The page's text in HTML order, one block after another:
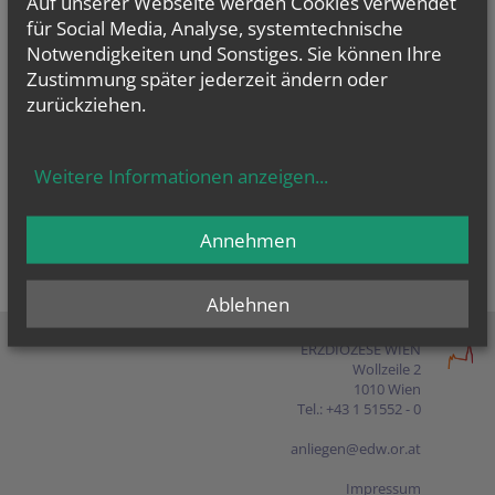
Presse
Shop
ERZDIÖZESE WIEN
Wollzeile 2
1010 Wien
Tel.: +43 1 51552 - 0
anliegen@edw.or.at
Impressum
für Social Media, Analyse, systemtechnische
Notwendigkeiten und Sonstiges. Sie können Ihre
Zustimmung später jederzeit ändern oder
zurückziehen.
Weitere Informationen anzeigen...
Ablehnen
Annehmen